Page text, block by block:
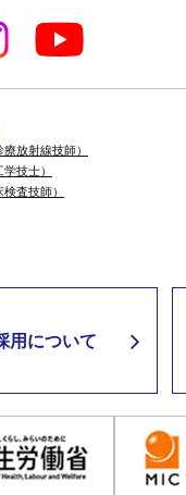
放射線技師）
技士）
査技師）
用について